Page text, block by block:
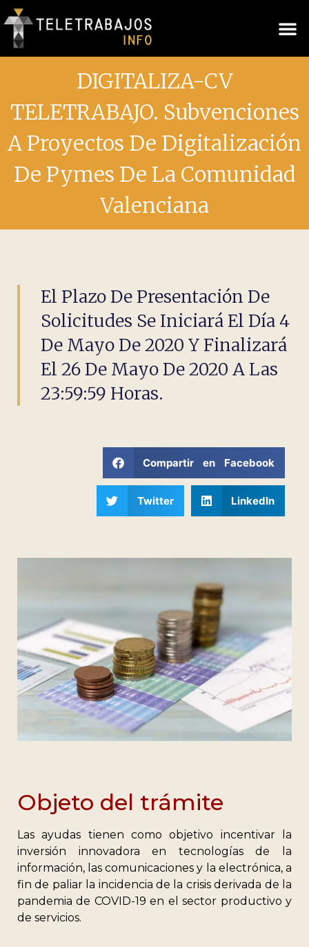
DIGITALIZA-CV
TELETRABAJO. Subvenciones
A Proyectos De Digitalización
De Pymes De La Comunidad
Valenciana
El Plazo De Presentación De
Solicitudes Se Iniciará El Día 4
De Mayo De 2020 Y Finalizará
El 26 De Mayo De 2020 A Las
23:59:59 Horas.
Compartir en Facebook
Twitter LinkedIn
Objeto del trámite
Las ayudas tienen como objetivo incentivar la
inversión innovadora en tecnologías de la
información, las comunicaciones y la electrónica, a
fin de paliar la incidencia de la crisis derivada de la
pandemia de COVID-19 en el sector productivo y
de servicios.